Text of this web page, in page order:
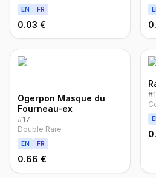
EN FR
0.03 €
Ogerpon Masque du
Fourneau-ex
#17
Double Rare
EN FR
0.66 €
#